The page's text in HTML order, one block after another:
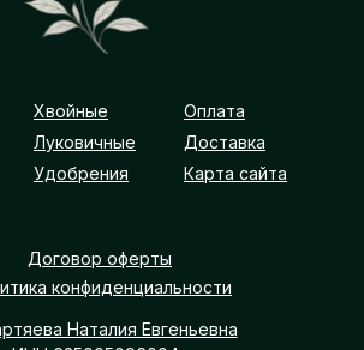
Оплата
Карта сайта
Доставка
Удобрения
Луковичные
Хвойные
Договор оферты
конфиденциальности
Наталия Евгеньевна